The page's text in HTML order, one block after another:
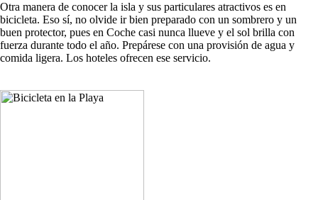
Otra manera de conocer la isla y sus particulares atractivos es en
bicicleta. Eso sí, no olvide ir bien preparado con un sombrero y un
buen protector, pues en Coche casi nunca llueve y el sol brilla con
fuerza durante todo el año. Prepárese con una provisión de agua y
comida ligera. Los hoteles ofrecen ese servicio.